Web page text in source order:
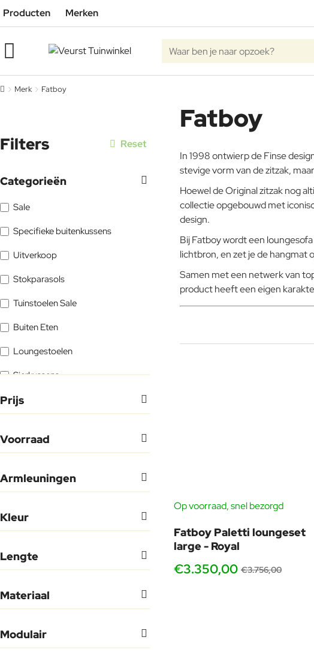
Producten Merken
Waar
opzoek?
Merk Fatboy
Filters Reset
Categorieën
Sale
Specifieke buitenkussens
Uitverkoop
Stokparasols
Tuinstoelen Sale
Buiten Eten
Loungestoelen
Sierkussens
Staande Lampen
Loungebanken
Relaxen in de tuin
Tuinstoelen
Tuintafels Sale
Parasol
Tuinbanken
Loungestoelen Sale
Prijs
Voorraad
Armleuningen
Kleur
Lengte
Materiaal
Modulair
Fatboy
In 1998 ontwierp de Finse
stevige vorm van de zitzak,
Hoewel de Original zitzak nog
collectie opgebouwd met
design.
Bij Fatboy wordt een
lichtbron, en zet je de hangmat
Samen met een netwerk van
product heeft een eigen
GRATIS HOEZEN
Op voorraad, snel bezorgd
Fatboy Paletti loungeset
large - Royal
€3.350,00 €3.756,00